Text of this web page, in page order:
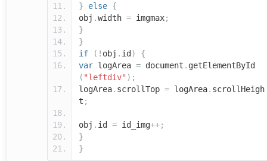
}
else {
obj .width = imgmax;
}
}
if
(! obj . id )
{
var logArea = document . getElementById
( "leftdiv" );
logArea. scrollTop = logArea. scrollHeigh
t ;
obj . id = id_img++;
}
}